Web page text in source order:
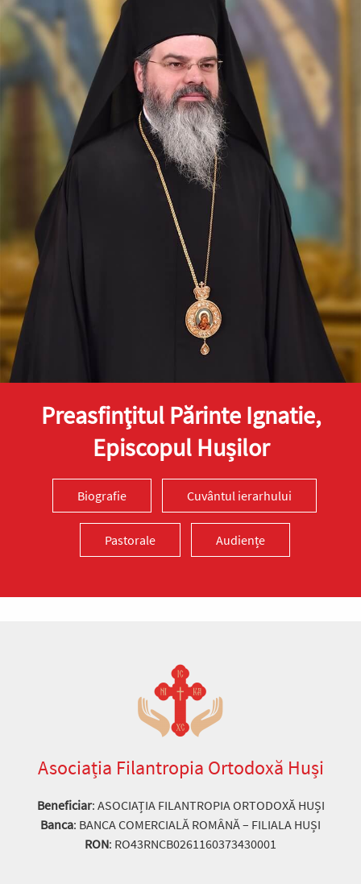
Preasfinţitul Părinte Ignatie,
Episcopul Hușilor
Biografie Cuvântul ierarhului
Pastorale Audiențe
Asociația Filantropia Ortodoxă Huși
Beneficiar: ASOCIAȚIA FILANTROPIA ORTODOXĂ HUȘI
Banca: BANCA COMERCIALĂ ROMÂNĂ – FILIALA HUȘI
RON: RO43RNCB0261160373430001